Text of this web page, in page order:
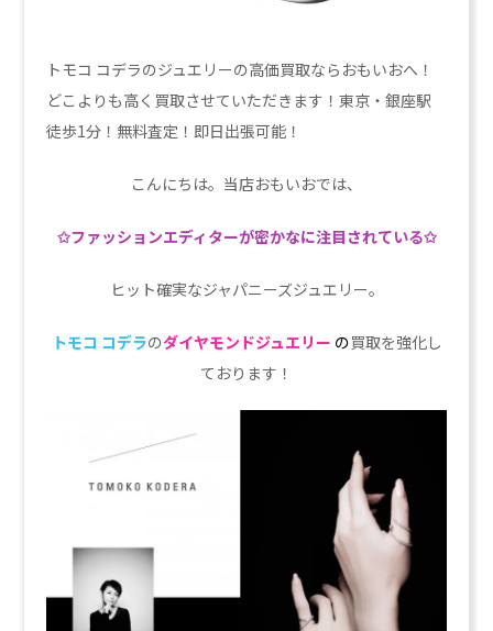
トモコ コデラのジュエリーの高価買取ならおもいおへ！
どこよりも高く買取させていただきます！東京・銀座駅
徒歩1分！無料査定！即日出張可能！
こんにちは。当店おもいおでは、
✩ファッションエディターが密かなに注目されている✩
ヒット確実なジャパニーズジュエリー。
トモコ コデラのダイヤモンドジュエリー の買取を強化し
ております！